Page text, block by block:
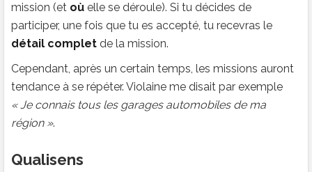
mission (et où elle se déroule). Si tu décides de
participer, une fois que tu es accepté, tu recevras le
détail complet de la mission.
Cependant, après un certain temps, les missions auront
tendance à se répéter. Violaine me disait par exemple
« Je connais tous les garages automobiles de ma
région ».
Qualisens